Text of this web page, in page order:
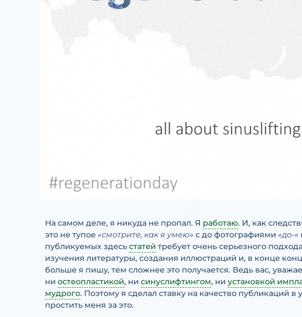
На самом деле, я никуда не пропал. Я работаю. И, как
это не тупое «смотрите, как я умею» с до фотографиями «до-«
публикуемых здесь статей требует очень серьезного
изучения литературы, создания иллюстраций и, в конце
больше я пишу, тем сложнее это получается. Ведь вас,
ни остеопластикой, ни синуслифтингом, ни установкой
мудрого. Поэтому я сделал ставку на качество публикаций
простить меня за это.